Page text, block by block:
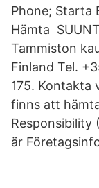
Phone; Starta
Hämta
Tammiston
Finland Tel.
175.
finns att
Responsibility
är